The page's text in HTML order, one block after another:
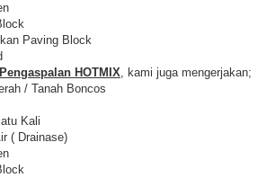
Paving Block
Pengaspalan HOTMIX, kami juga mengerjakan;
/ Tanah Boncos
Kali
( Drainase)